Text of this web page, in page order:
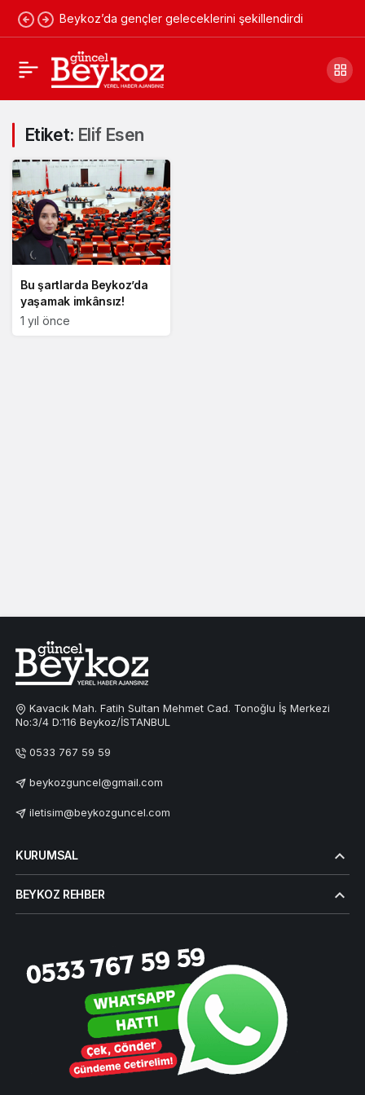
Beykoz’da gençler geleceklerini şekillendirdi
Etiket: Elif Esen
Bu şartlarda Beykoz’da
yaşamak imkânsız!
1 yıl önce
Kavacık Mah. Fatih Sultan Mehmet Cad. Tonoğlu İş Merkezi
No:3/4 D:116 Beykoz/İSTANBUL
0533 767 59 59
beykozguncel@gmail.com
iletisim@beykozguncel.com
KURUMSAL
BEYKOZ REHBER